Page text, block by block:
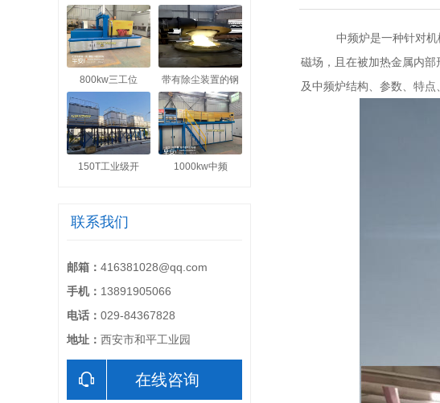
800kw三工位 带有除尘装置的钢
150T工业级开 1000kw中频
联系我们
邮箱： 416381028@qq.com
手机： 13891905066
电话： 029-84367828
地址： 西安市和平工业园
在线咨询
中频炉是一种针对机
磁场，且在被加热金属内
及中频炉结构、参数、特